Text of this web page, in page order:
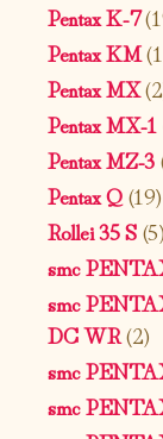
Pentax K-7
Pentax KM
Pentax MX
Pentax MX-1
Pentax MZ-3
Pentax Q(19)
Rollei 35 S(5)
smc
smc
DC WR(2)
smc
smc